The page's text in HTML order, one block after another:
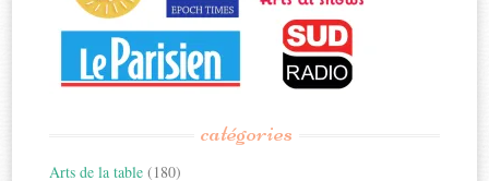
catégories
Arts de la table (180)